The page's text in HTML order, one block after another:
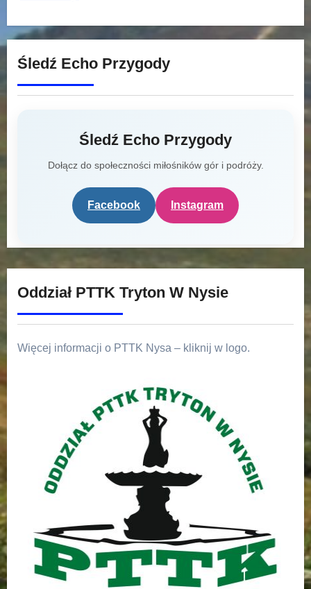
Śledź Echo Przygody
Śledź Echo Przygody
Dołącz do społeczności miłośników gór i podróży.
Facebook Instagram
Oddział PTTK Tryton W Nysie
Więcej informacji o PTTK Nysa – kliknij w logo.